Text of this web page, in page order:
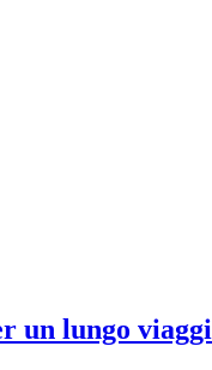
un lungo